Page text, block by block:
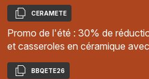
Copier
CERAMETE
Promo de l'été : 30% de
et casseroles en céramique
Copier
BBQETE26